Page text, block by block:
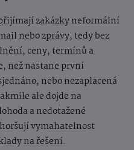
zakázky neformální
nebo zprávy, tedy bez
ceny, termínů a
než nastane první
nebo nezaplacená
ale dojde na
a nedotažené
vymahatelnost
na řešení.